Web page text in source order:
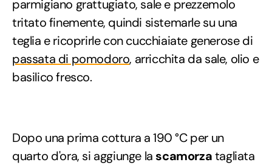
parmigiano grattugiato, sale e prezzemolo
tritato finemente, quindi sistemarle su una
teglia e ricoprirle con cucchiaiate generose di
passata di pomodoro, arricchita da sale, olio e
basilico fresco.
Dopo una prima cottura a 190 °C per un
quarto d'ora, si aggiunge la scamorzatagliata